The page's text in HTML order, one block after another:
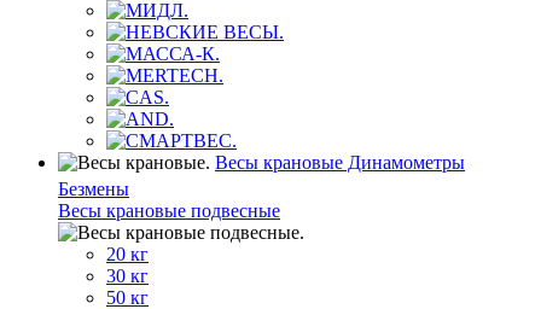
Весы крановые Динамометры
Безмены
Весы крановые подвесные
20 кг
30 кг
50 кг